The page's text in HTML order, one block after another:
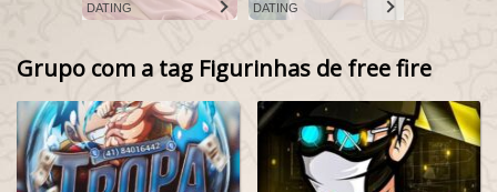
DATING DATING
Grupo com a tag Figurinhas de free fire